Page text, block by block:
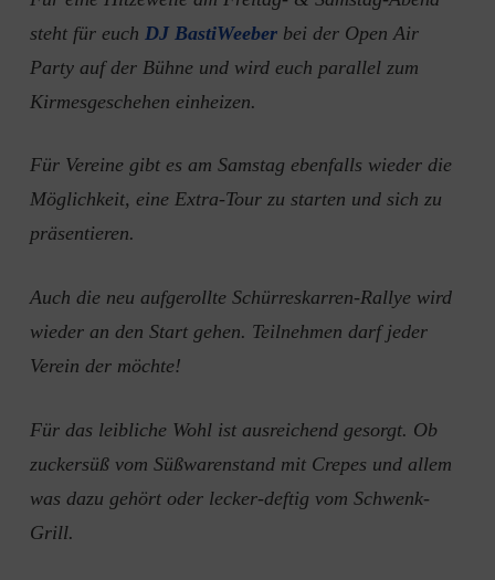
steht für euch DJ BastiWeeberbei der Open Air
Party auf der Bühne und wird euch parallel zum
Kirmesgeschehen einheizen.
Für Vereine gibt es am Samstag ebenfalls wieder die
Möglichkeit, eine Extra-Tour zu starten und sich zu
präsentieren.
Auch die neu aufgerollte Schürreskarren-Rallye wird
wieder an den Start gehen. Teilnehmen darf jeder
Verein der möchte!
Für das leibliche Wohl ist ausreichend gesorgt. Ob
zuckersüß vom Süßwarenstand mit Crepes und allem
was dazu gehört oder lecker-deftig vom Schwenk-
Grill.